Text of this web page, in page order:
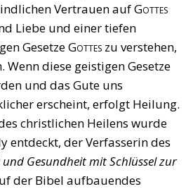
Vertrauen aufGottes
Liebe und einer tiefen
GesetzeGottes zu verstehen,
Wenn diese geistigen Gesetze
und das Gute uns
erscheint, erfolgt Heilung.
christlichen Heilens wurde
entdeckt, der Verfasserin des
und Gesundheit mit Schlüssel zur
der Bibel aufbauendes